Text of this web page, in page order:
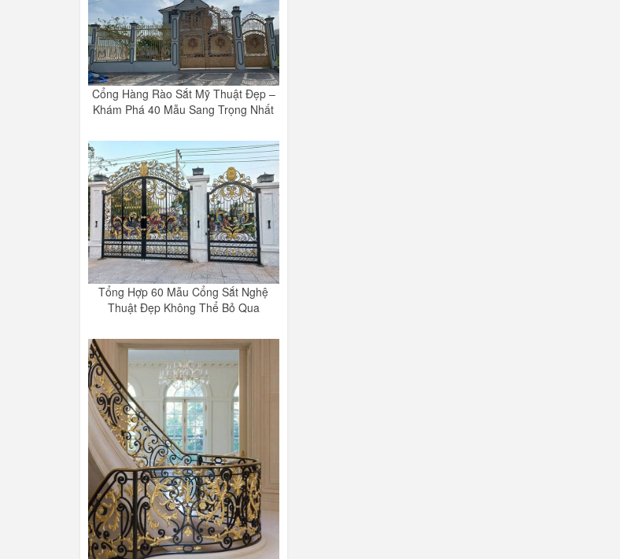
Cổng Hàng Rào Sắt Mỹ Thuật Đẹp –
Khám Phá 40 Mẫu Sang Trọng Nhất
Tổng Hợp 60 Mẫu Cổng Sắt Nghệ
Thuật Đẹp Không Thể Bỏ Qua